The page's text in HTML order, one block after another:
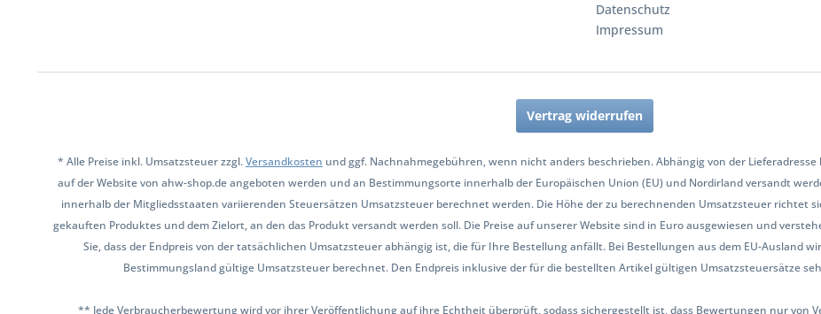
Datenschutz
Impressum
Vertrag widerrufen
* Alle Preise inkl. Umsatzsteuer zzgl.Versandkosten und ggf. Nachnahmegebühren, wenn nicht anders beschrieben. Abhängig von der
auf der Website von ahw-shop.de angeboten werden und an Bestimmungsorte innerhalb der Europäischen Union (EU) und Nordirland versandt
innerhalb der Mitgliedsstaaten variierenden Steuersätzen Umsatzsteuer berechnet werden. Die Höhe der zu berechnenden Umsatzsteuer richtet
gekauften Produktes und dem Zielort, an den das Produkt versandt werden soll. Die Preise auf unserer Website sind in Euro ausgewiesen und
Sie, dass der Endpreis von der tatsächlichen Umsatzsteuer abhängig ist, die für Ihre Bestellung anfällt. Bei Bestellungen aus dem EU-Ausland
Bestimmungsland gültige Umsatzsteuer berechnet. Den Endpreis inklusive der für die bestellten Artikel gültigen Umsatzsteuersätze
** Jede Verbraucherbewertung wird vor ihrer Veröffentlichung auf ihre Echtheit überprüft, sodass sichergestellt ist, dass Bewertungen nur von